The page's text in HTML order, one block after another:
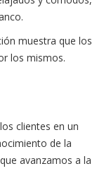
muestra que los
los mismos.
clientes en un
de la
avanzamos a la